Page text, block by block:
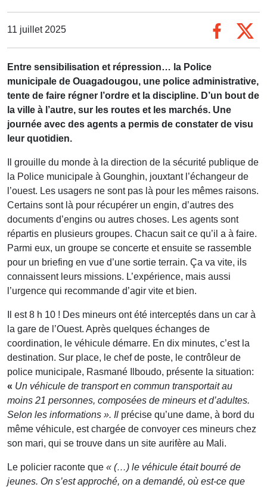
11 juillet 2025
Entre sensibilisation et répression… la Police
municipale de Ouagadougou, une police administrative,
tente de faire régner l’ordre et la discipline. D’un bout de
la ville à l’autre, sur les routes et les marchés. Une
journée avec des agents a permis de constater de visu
leur quotidien.
Il grouille du monde à la direction de la sécurité publique de
la Police municipale à Gounghin, jouxtant l’échangeur de
l’ouest. Les usagers ne sont pas là pour les mêmes raisons.
Certains sont là pour récupérer un engin, d’autres des
documents d’engins ou autres choses. Les agents sont
répartis en plusieurs groupes. Chacun sait ce qu’il a à faire.
Parmi eux, un groupe se concerte et ensuite se rassemble
pour un briefing en vue d’une sortie terrain. Ça va vite, ils
connaissent leurs missions. L’expérience, mais aussi
l’urgence qui recommande d’agir vite et bien.
Il est 8 h 10 ! Des mineurs ont été interceptés dans un car à
la gare de l’Ouest. Après quelques échanges de
coordination, le véhicule démarre. En dix minutes, c’est la
destination. Sur place, le chef de poste, le contrôleur de
police municipale, Rasmané Ilboudo, présente la situation:
« Un véhicule de transport en commun transportait au
moins 21 personnes, composées de mineurs et d’adultes.
Selon les informations ». Il précise qu’une dame, à bord du
même véhicule, est chargée de convoyer ces mineurs chez
son mari, qui se trouve dans un site aurifère au Mali.
Le policier raconte que « (…) le véhicule était bourré de
jeunes. On s’est approché, on a demandé, où est-ce que